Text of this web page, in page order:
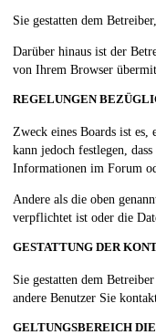
Sie gestatten dem
Darüber hinaus ist der
von Ihrem Browser
REGELUNGEN
Zweck eines Boards ist
kann jedoch festlegen,
Informationen im Forum
Andere als die oben
verpflichtet ist oder die
GESTATTUNG DER
Sie gestatten dem
andere Benutzer Sie
GELTUNGSBEREICH